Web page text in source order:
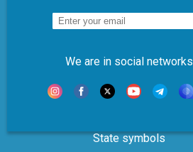
We are in social networks
State symbols